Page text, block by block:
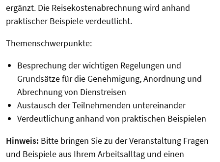
ergänzt. Die Reisekostenabrechnung wird anhand
praktischer Beispiele verdeutlicht.
Themenschwerpunkte:
Besprechung der wichtigen Regelungen und
Grundsätze für die Genehmigung, Anordnung und
Abrechnung von Dienstreisen
Austausch der Teilnehmenden untereinander
Verdeutlichung anhand von praktischen Beispielen
Hinweis: Bitte bringen Sie zu der Veranstaltung Fragen
und Beispiele aus Ihrem Arbeitsalltag und einen